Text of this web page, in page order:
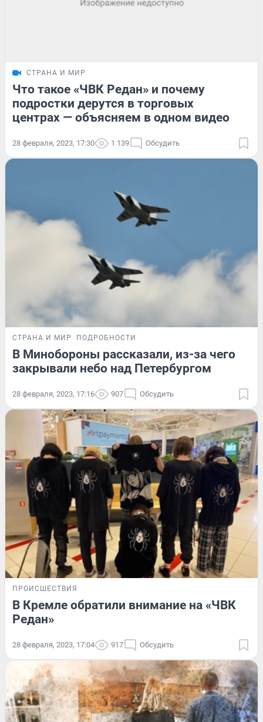
СТРАНА И МИР
Что такое «ЧВК Редан» и почему
подростки дерутся в торговых
центрах — объясняем в одном видео
28 февраля, 2023, 17:30 1 139 Обсудить
СТРАНА И МИР ПОДРОБНОСТИ
В Минобороны рассказали, из-за чего
закрывали небо над Петербургом
28 февраля, 2023, 17:16 907 Обсудить
ПРОИСШЕСТВИЯ
В Кремле обратили внимание на «ЧВК
Редан»
28 февраля, 2023, 17:04 917 Обсудить